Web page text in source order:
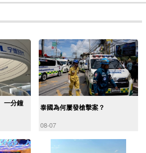
一分鐘
泰國為何屢發槍擊案？
08-07